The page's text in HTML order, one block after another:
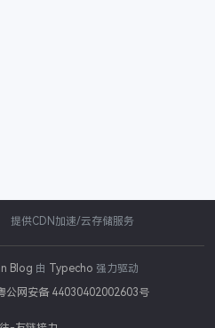
提供CDN加速/云存储服务
Blog 由 Typecho 强力驱动
公网安备 44030402002603号